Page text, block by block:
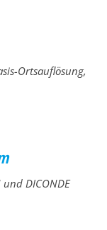
Ortsauflösung,
DICONDE